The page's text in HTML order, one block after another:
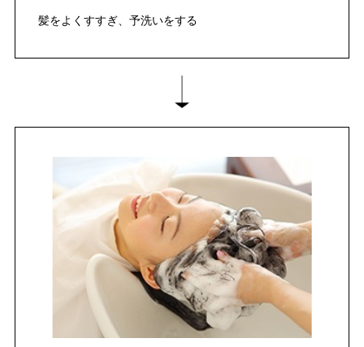
髪をよくすすぎ、予洗いをする